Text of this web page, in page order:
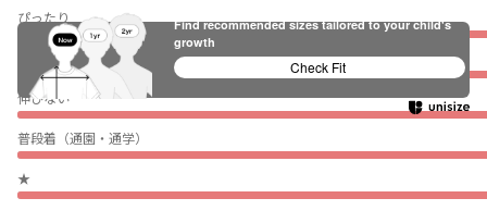
ぴったり
伸びない
普段着（通園・通学）
★
Find recommended sizes tailored to your child's
growth
Check Fit